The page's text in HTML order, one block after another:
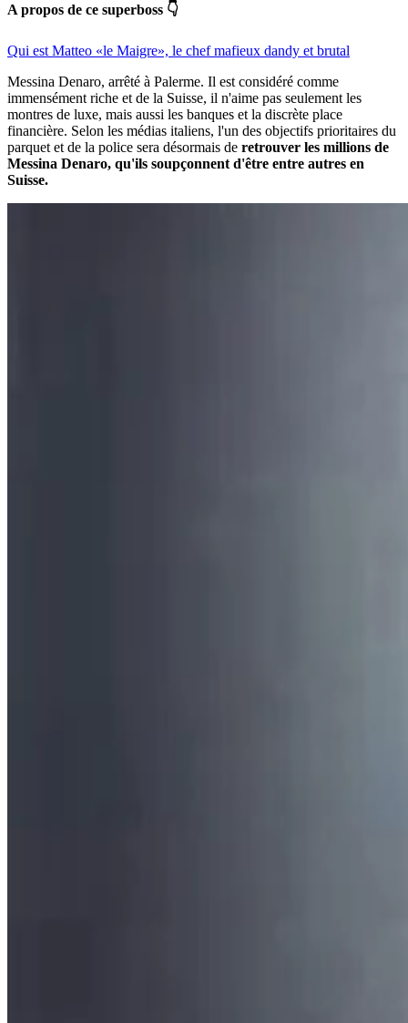
A propos de ce superboss 👇
Qui est Matteo «le Maigre», le chef mafieux dandy et brutal
Messina Denaro, arrêté à Palerme. Il est considéré comme
immensément riche et de la Suisse, il n'aime pas seulement les
montres de luxe, mais aussi les banques et la discrète place
financière. Selon les médias italiens, l'un des objectifs prioritaires du
parquet et de la police sera désormais de retrouver les millions de
Messina Denaro, qu'ils soupçonnent d'être entre autres en
Suisse.